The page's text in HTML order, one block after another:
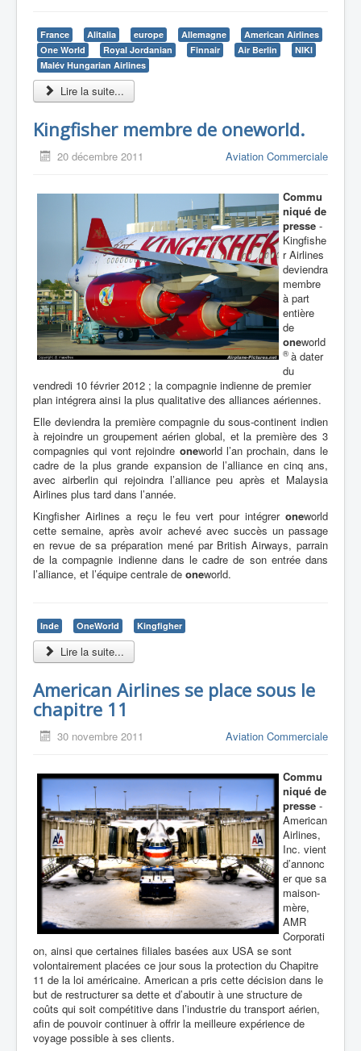
France Alitalia europe Allemagne
American Airlines
One World
Royal Jordanian Finnair Air Berlin
NIKI
Malév Hungarian Airlines
Lire la suite...
Kingfisher membre de oneworld.
20 décembre 2011 Aviation Commerciale
Commu
niqué de
presse -
Kingfishe
r Airlines
deviendra
membre
à part
entière
de
oneworld
® à dater
du
vendredi 10 février 2012 ; la compagnie indienne de premier
plan intégrera ainsi la plus qualitative des alliances aériennes.
Elle deviendra la première compagnie du sous-continent indien
à rejoindre un groupement aérien global, et la première des 3
compagnies qui vont rejoindre oneworld l’an prochain, dans le
cadre de la plus grande expansion de l’alliance en cinq ans,
avec airberlin qui rejoindra l’alliance peu après et Malaysia
Airlines plus tard dans l’année.
Kingfisher Airlines a reçu le feu vert pour intégrer oneworld
cette semaine, après avoir achevé avec succès un passage
en revue de sa préparation mené par British Airways, parrain
de la compagnie indienne dans le cadre de son entrée dans
l’alliance, et l’équipe centrale de oneworld.
Inde OneWorld Kingfigher
Lire la suite...
American Airlines se place sous le
chapitre 11
30 novembre 2011 Aviation Commerciale
Commu
niqué de
presse -
American
Airlines,
Inc. vient
d’annonc
er que sa
maison-
mère,
AMR
Corporati
on, ainsi que certaines filiales basées aux USA se sont
volontairement placées ce jour sous la protection du Chapitre
11 de la loi américaine. American a pris cette décision dans le
but de restructurer sa dette et d’aboutir à une structure de
coûts qui soit compétitive dans l’industrie du transport aérien,
afin de pouvoir continuer à offrir la meilleure expérience de
voyage possible à ses clients.